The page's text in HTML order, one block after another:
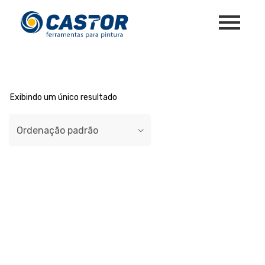
Exibindo um único resultado
Ordenação padrão